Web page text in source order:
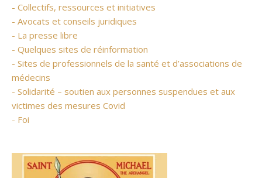
- Collectifs, ressources et initiatives
- Avocats et conseils juridiques
- La presse libre
- Quelques sites de réinformation
- Sites de professionnels de la santé et d’associations de
médecins
- Solidarité – soutien aux personnes suspendues et aux
victimes des mesures Covid
- Foi